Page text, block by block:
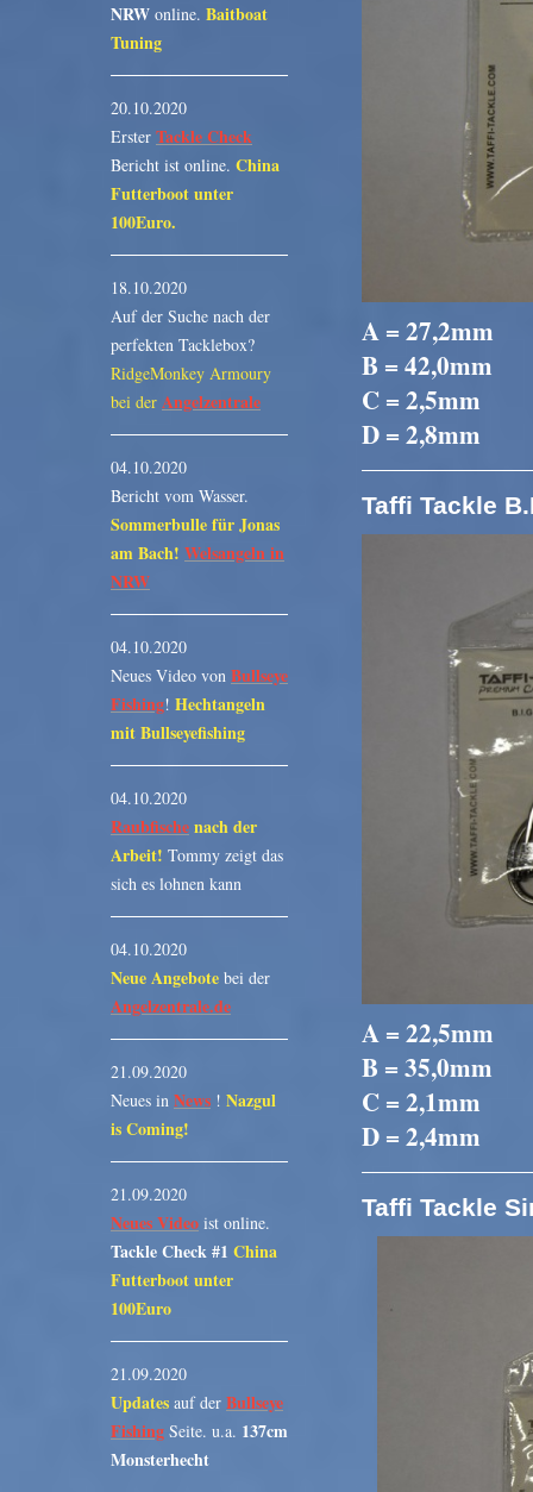
A = 27,2mm
B = 42,0mm
C = 2,5mm
D = 2,8mm
Taffi Tackle
A = 22,5mm
B = 35,0mm
C = 2,1mm
D = 2,4mm
Taffi Tackle
NRW online. Baitboat
Tuning
20.10.2020
Erster Tackle Check
Bericht ist online. China
Futterboot unter
100Euro.
18.10.2020
Auf der Suche nach der
perfekten Tacklebox?
RidgeMonkey Armoury
bei der Angelzentrale
04.10.2020
Bericht vom Wasser.
Sommerbulle für Jonas
am Bach! Welsangeln in
NRW
04.10.2020
Neues Video von Bullseye
Fishing! Hechtangeln
mit Bullseyefishing
04.10.2020
Raubfischenach der
Arbeit! Tommy zeigt das
sich es lohnen kann
04.10.2020
Neue Angebote bei der
Angelzentrale.de
21.09.2020
Neues in News ! Nazgul
is Coming!
21.09.2020
Neues Video ist online.
Tackle Check #1 China
Futterboot unter
100Euro
21.09.2020
Updates auf der Bullseye
Fishing Seite. u.a. 137cm
Monsterhecht